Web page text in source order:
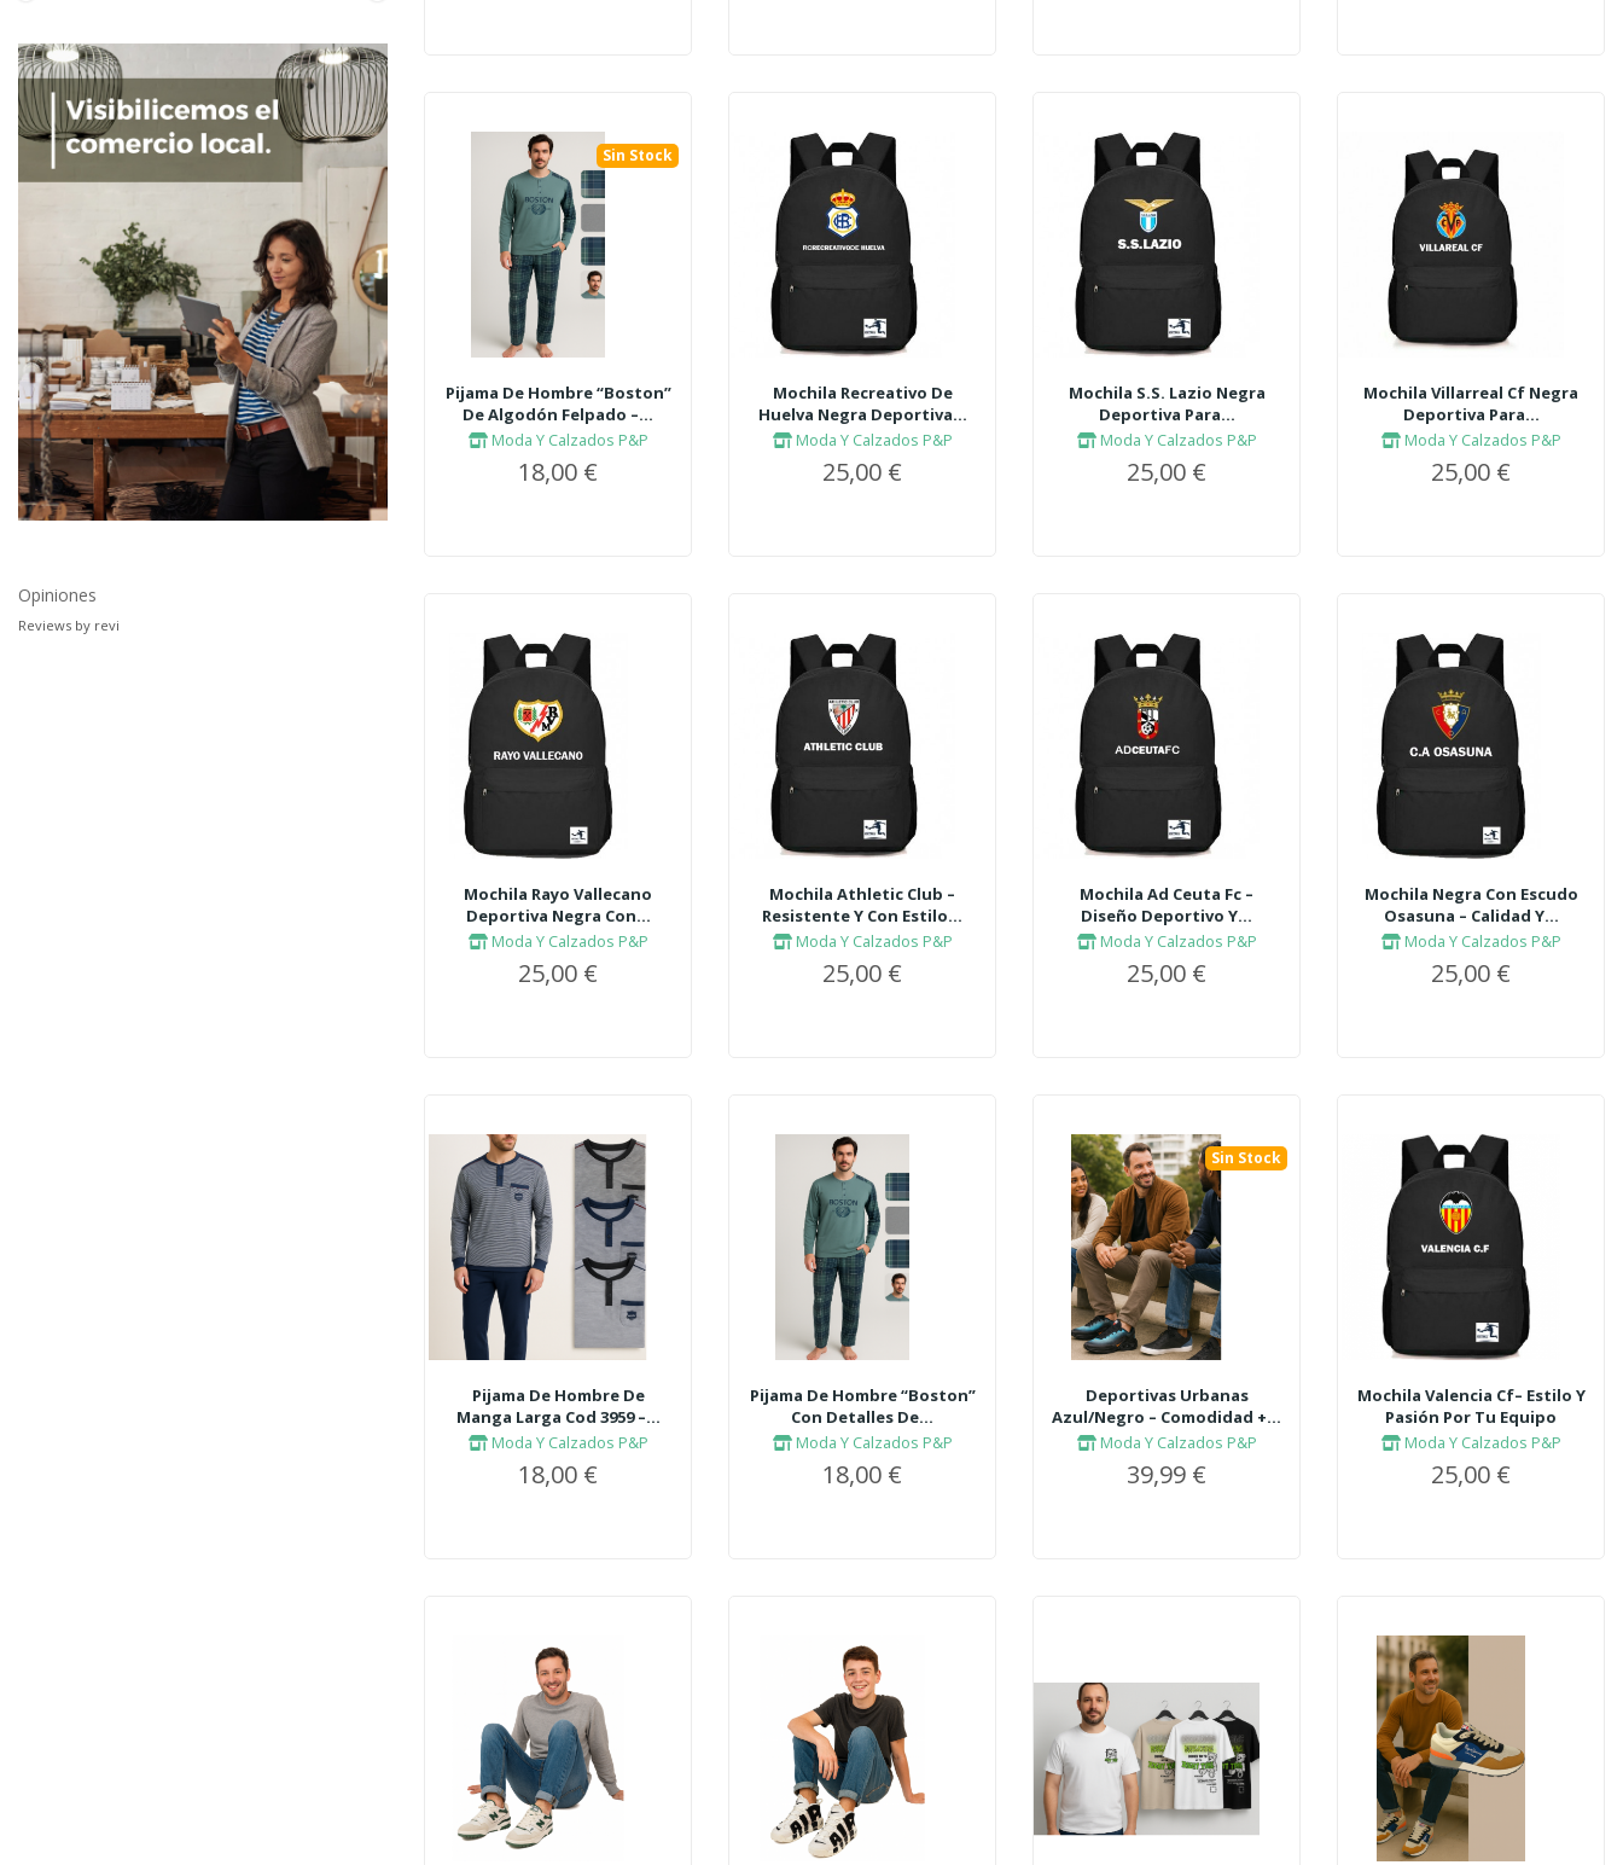
Opiniones
Reviews by revi
Sin Stock
Pijama De Hombre “Boston”
De Algodón Felpado –...
Moda Y Calzados P&P
18,00 €
Mochila Recreativo De
Huelva Negra Deportiva...
Moda Y Calzados P&P
25,00 €
Mochila S.S. Lazio Negra
Deportiva Para...
Moda Y Calzados P&P
25,00 €
Mochila Villarreal Cf Negra
Deportiva Para...
Moda Y Calzados P&P
25,00 €
Mochila Rayo Vallecano
Deportiva Negra Con...
Moda Y Calzados P&P
25,00 €
Mochila Athletic Club –
Resistente Y Con Estilo...
Moda Y Calzados P&P
25,00 €
Mochila Ad Ceuta Fc –
Diseño Deportivo Y...
Moda Y Calzados P&P
25,00 €
Mochila Negra Con Escudo
Osasuna – Calidad Y...
Moda Y Calzados P&P
25,00 €
Pijama De Hombre De
Manga Larga Cod 3959 –...
Moda Y Calzados P&P
18,00 €
Pijama De Hombre “Boston”
Con Detalles De...
Moda Y Calzados P&P
18,00 €
Sin Stock
Deportivas Urbanas
Azul/Negro – Comodidad +...
Moda Y Calzados P&P
39,99 €
Mochila Valencia Cf– Estilo Y
Pasión Por Tu Equipo
Moda Y Calzados P&P
25,00 €